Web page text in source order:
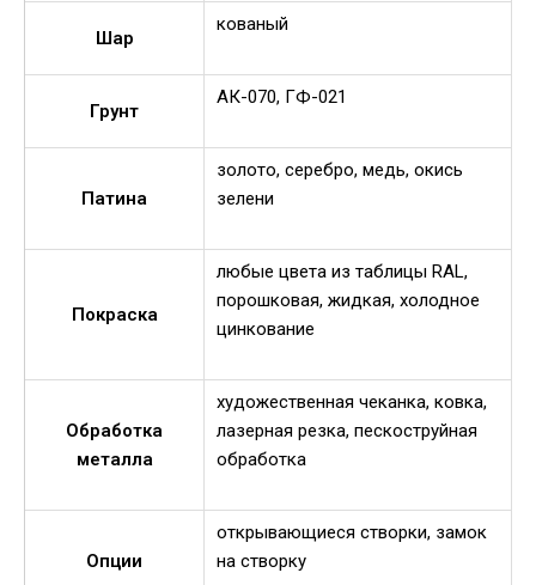
Шар
кованый
Грунт
АК-070, ГФ-021
Патина
золото, серебро, медь, окись
зелени
Покраска
любые цвета из таблицы RAL,
порошковая, жидкая, холодное
цинкование
Обработка
металла
художественная чеканка, ковка,
лазерная резка, пескоструйная
обработка
Опции
открывающиеся створки, замок
на створку